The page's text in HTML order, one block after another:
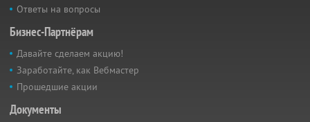
Ответы на вопросы
Бизнес-Партнёрам
Давайте сделаем акцию!
Заработайте, как Вебмастер
Прошедшие акции
Документы